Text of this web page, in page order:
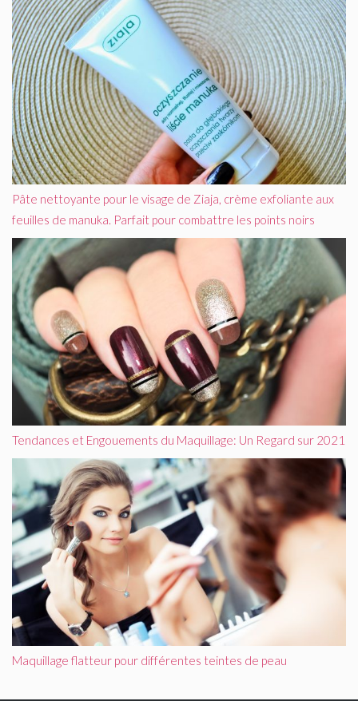
Pâte nettoyante pour le visage de Ziaja, crème exfoliante aux
feuilles de manuka. Parfait pour combattre les points noirs
Tendances et Engouements du Maquillage: Un Regard sur 2021
Maquillage flatteur pour différentes teintes de peau